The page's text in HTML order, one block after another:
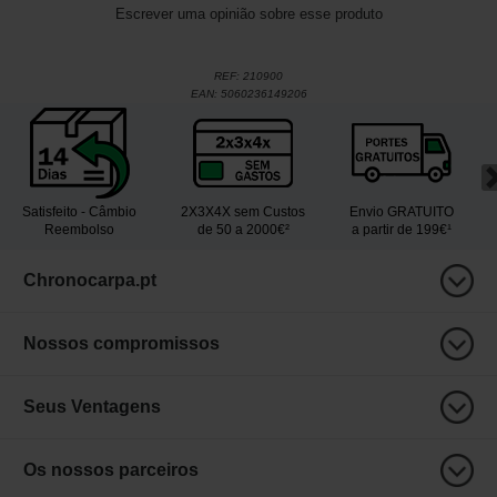
Escrever uma opinião sobre esse produto
REF: 210900
EAN: 5060236149206
Satisfeito - Câmbio
Reembolso
2X3X4X sem Custos
de 50 a 2000€²
Envio GRATUITO
a partir de 199€¹
Chronocarpa.pt
Nossos compromissos
Seus Ventagens
Os nossos parceiros